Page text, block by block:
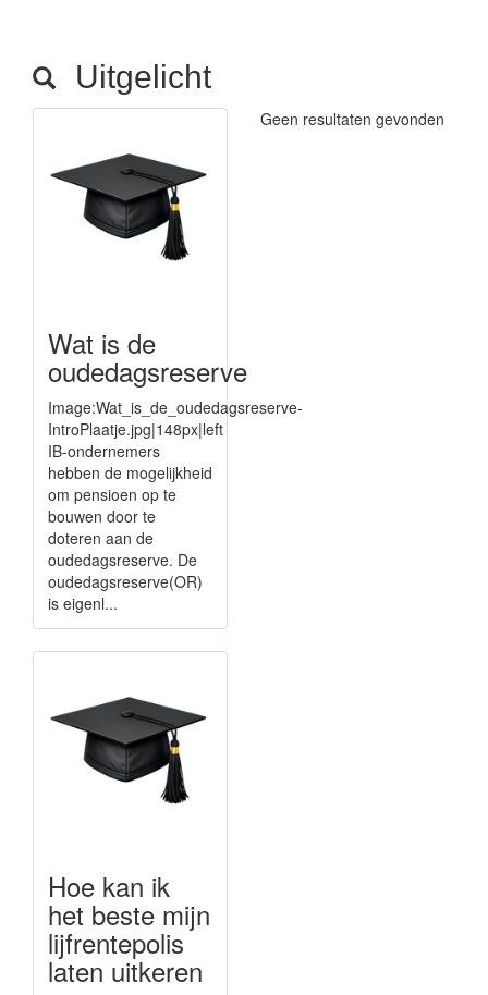
Uitgelicht
Wat is de
oudedagsreserve
Image:Wat_is_de_oudedagsreserve-
IntroPlaatje.jpg|148px|left
IB-ondernemers
hebben de mogelijkheid
om pensioen op te
bouwen door te
doteren aan de
oudedagsreserve. De
oudedagsreserve(OR)
is eigenl...
Hoe kan ik
het beste mijn
lijfrentepolis
laten uitkeren
Geen resultaten gevonden